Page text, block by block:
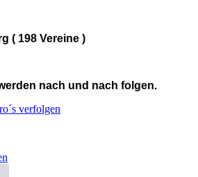
( 198 Vereine )
nach und nach folgen.
verfolgen